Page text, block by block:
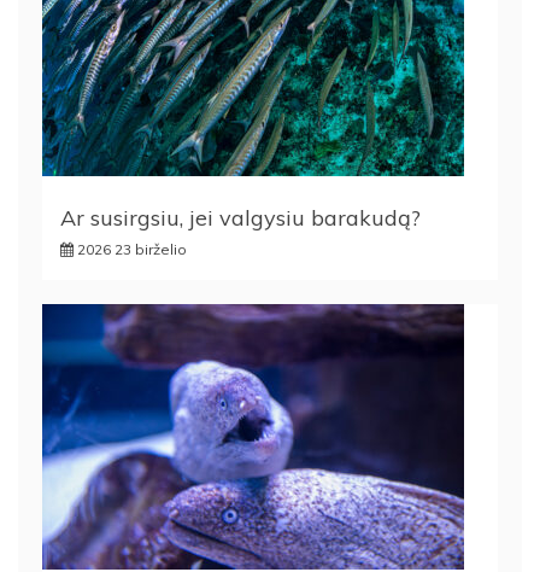
Ar susirgsiu, jei valgysiu barakudą?
2026 23 birželio